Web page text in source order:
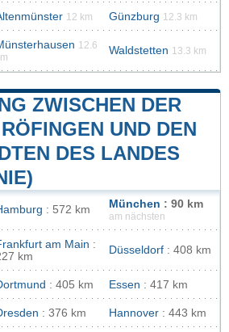
12 km Günzburg 12.3 km
12.6
Waldstetten 13.3 km
ZWISCHEN DER
UND DEN
DES LANDES
: 572 km München : 90 km
am nächsten
am Main :
km
Düsseldorf : 408 km
: 405 km Essen : 417 km
: 376 km Hannover : 443 km